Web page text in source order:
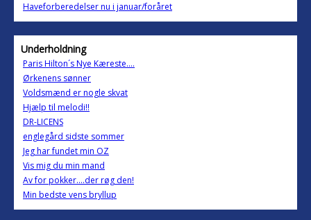
Haveforberedelser nu i januar/foråret
Underholdning
Paris Hilton´s Nye Kæreste....
Ørkenens sønner
Voldsmænd er nogle skvat
Hjælp til melodi!!
DR-LICENS
englegård sidste sommer
Jeg har fundet min OZ
Vis mig du min mand
Av for pokker....der røg den!
Min bedste vens bryllup